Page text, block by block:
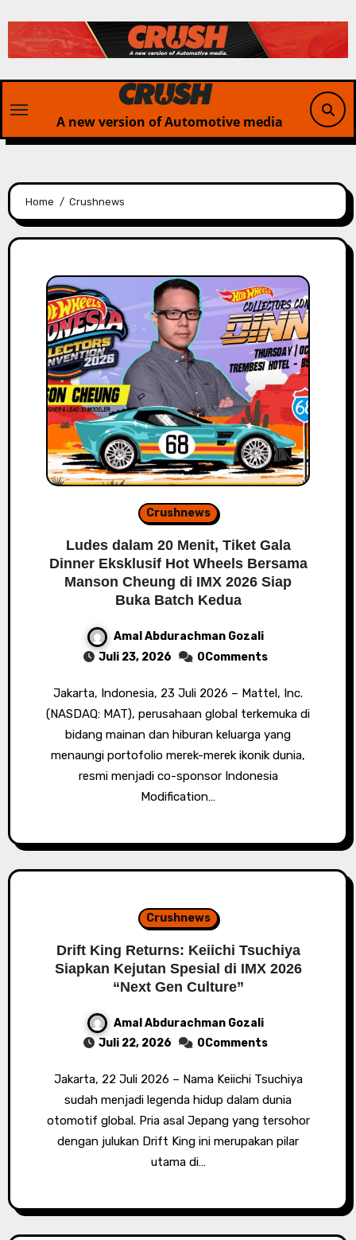
to
content
A new version of Automotive media
Home Crushnews
Crushnews
Ludes dalam 20 Menit, Tiket Gala
Dinner Eksklusif Hot Wheels Bersama
Manson Cheung di IMX 2026 Siap
Buka Batch Kedua
Amal Abdurachman Gozali
Juli 23, 2026
0Comments
Jakarta, Indonesia, 23 Juli 2026 – Mattel, Inc.
(NASDAQ: MAT), perusahaan global terkemuka di
bidang mainan dan hiburan keluarga yang
menaungi portofolio merek-merek ikonik dunia,
resmi menjadi co-sponsor Indonesia
Modification…
Crushnews
Drift King Returns: Keiichi Tsuchiya
Siapkan Kejutan Spesial di IMX 2026
“Next Gen Culture”
Amal Abdurachman Gozali
Juli 22, 2026
0Comments
Jakarta, 22 Juli 2026 – Nama Keiichi Tsuchiya
sudah menjadi legenda hidup dalam dunia
otomotif global. Pria asal Jepang yang tersohor
dengan julukan Drift King ini merupakan pilar
utama di…